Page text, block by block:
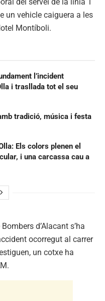
un vehicle caiguera a les
Montíboli.
l’incident
i trasllada tot el seu
tradició, música i festa
Els colors plenen el
i una carcassa cau a
d’Alacant s’ha
ocorregut al carrer
un cotxe ha